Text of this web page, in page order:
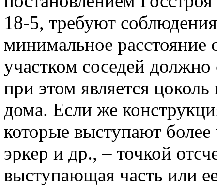
18-5, требуют
минимальное расстояние
участком соседей должно
при этом является
дома. Если же
которые выступают
эркер и др., – точкой
выступающая часть или